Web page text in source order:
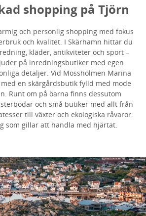
shopping på Tjörn
och personlig shopping med fokus
och kvalitet. I Skärhamn hittar du
kläder, antikviteter och sport –
på inredningsbutiker med egen
detaljer. Vid Mossholmen Marina
en skärgårdsbutik fylld med mode
Runt om på öarna finns dessutom
och små butiker med allt från
till växter och ekologiska råvaror.
som gillar att handla med hjärtat.